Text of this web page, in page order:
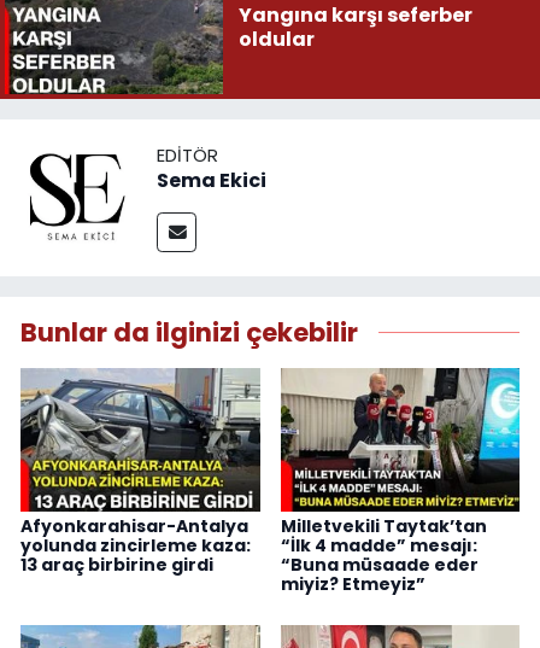
Yangına karşı seferber
oldular
EDITÖR
Sema Ekici
Bunlar da ilginizi çekebilir
Afyonkarahisar-Antalya
yolunda zincirleme kaza:
13 araç birbirine girdi
Milletvekili Taytak’tan
“İlk 4 madde” mesajı:
“Buna müsaade eder
miyiz? Etmeyiz”